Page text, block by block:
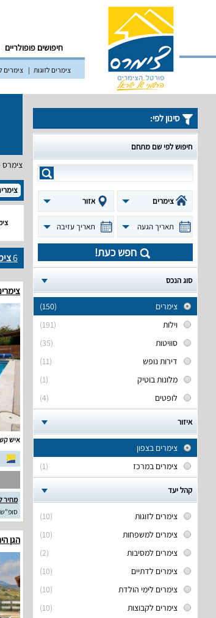
חיפושים פופולריים
צימרים לזוגות צימרים
צימרס
סינון לפי:
חיפוש לפי שם מתחם
צימרים אזור
תאריך הגעה תאריך עזיבה
חפש כעת!
סוג הנכס
(150)
צימרים
(191)
וילות
(35)
סוויטות
(11)
דירות נופש
(1)
מלונות בוטיק
(4)
לופטים
איזור
צימרים בצפון
(1)
צימרים במרכז
קהל יעד
(10)
צימרים לזוגות
(10)
צימרים למשפחות
(2)
צימרים למסיבות
(10)
צימרים לדתיים
(10)
צימרים לימי הולדת
(10)
צימרים לקבוצות
6
איש
מחיר
סופ"ש
הגן